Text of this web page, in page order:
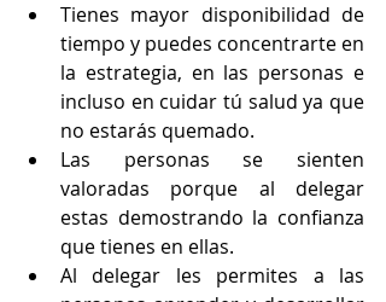
Tienes mayor disponibilidad de
tiempo y puedes concentrarte en
la estrategia, en las personas e
incluso en cuidar tú salud ya que
no estarás quemado.
Las personas se sienten
valoradas porque al delegar
estas demostrando la confianza
que tienes en ellas.
Al delegar les permites a las